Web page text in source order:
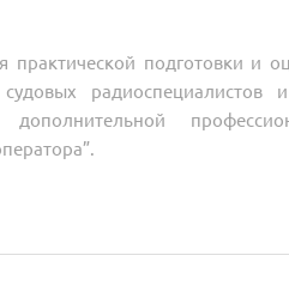
подготовки и
радиоспециалистов